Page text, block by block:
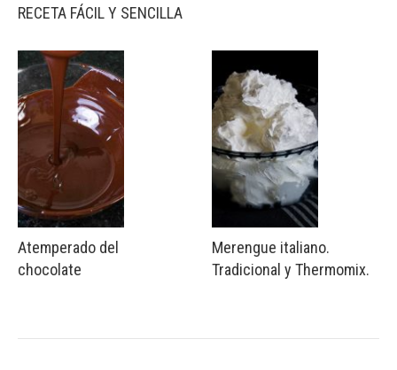
RECETA FÁCIL Y SENCILLA
Atemperado del
chocolate
Merengue italiano.
Tradicional y Thermomix.